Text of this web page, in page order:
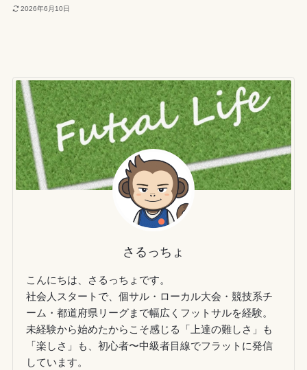
2026年6月10日
さるっちょ
こんにちは、さるっちょです。
社会人スタートで、個サル・ローカル大会・競技系チ
ーム・都道府県リーグまで幅広くフットサルを経験。
未経験から始めたからこそ感じる「上達の難しさ」も
「楽しさ」も、初心者〜中級者目線でフラットに発信
しています。